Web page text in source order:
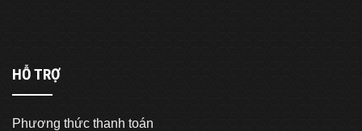
HỖ TRỢ
Phương thức thanh toán